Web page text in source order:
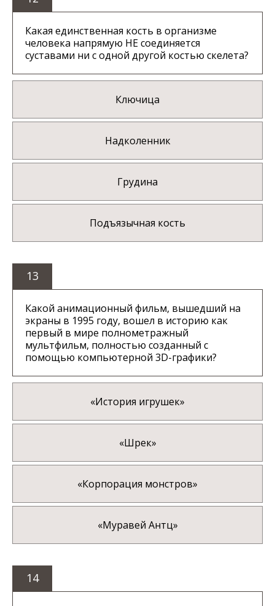
Какая единственная кость в организме
человека напрямую НЕ соединяется
суставами ни с одной другой костью скелета?
Ключица
Надколенник
Грудина
Подъязычная кость
13
Какой анимационный фильм, вышедший на
экраны в 1995 году, вошел в историю как
первый в мире полнометражный
мультфильм, полностью созданный с
помощью компьютерной 3D-графики?
«История игрушек»
«Шрек»
«Корпорация монстров»
«Муравей Антц»
14